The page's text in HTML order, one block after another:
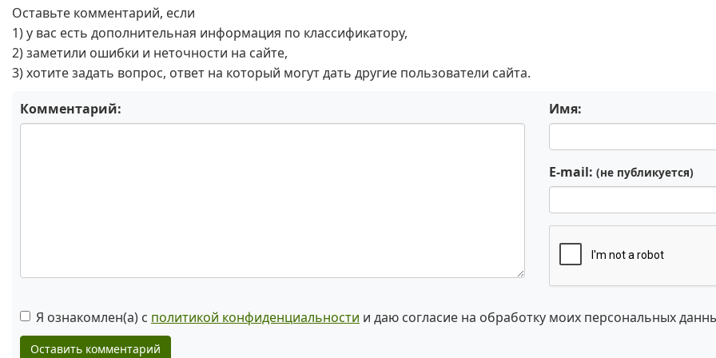
Оставьте комментарий, если
1) у вас есть дополнительная информация по классификатору,
2) заметили ошибки и неточности на сайте,
3) хотите задать вопрос, ответ на который могут дать другие пользователи сайта.
Комментарий: Имя:
E-mail: (не публикуется)
Я ознакомлен(а) с политикой конфиденциальности и даю согласие на обработку моих персональных
Оставить комментарий